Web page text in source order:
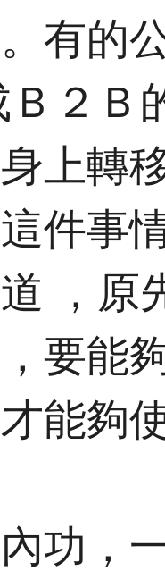
有的
Ｂ２Ｂ
上轉
件事
，原
要能
能夠
功，